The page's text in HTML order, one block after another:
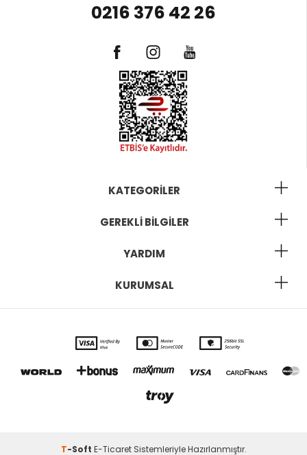
0216 376 42 26
KATEGORILER
GEREKLI BILGILER
YARDIM
KURUMSAL
T-Soft E-TicaretSistemleriyle Hazırlanmıştır.